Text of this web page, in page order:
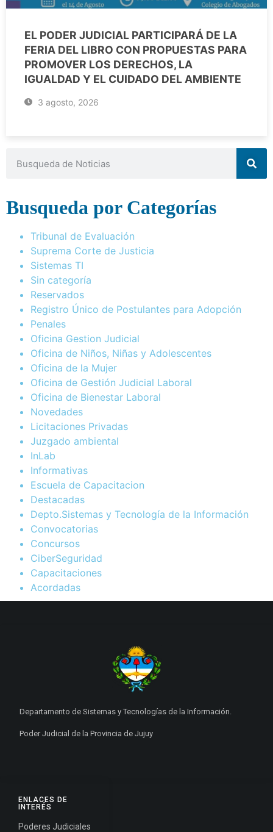
EL PODER JUDICIAL PARTICIPARÁ DE LA
FERIA DEL LIBRO CON PROPUESTAS PARA
PROMOVER LOS DERECHOS, LA
IGUALDAD Y EL CUIDADO DEL AMBIENTE
3 agosto, 2026
Busqueda por Categorías
Tribunal de Evaluación
Suprema Corte de Justicia
Sistemas TI
Sin categoría
Reservados
Registro Único de Postulantes para Adopción
Penales
Oficina Gestion Judicial
Oficina de Niños, Niñas y Adolescentes
Oficina de la Mujer
Oficina de Gestión Judicial Laboral
Oficina de Bienestar Laboral
Novedades
Licitaciones Privadas
Juzgado ambiental
InLab
Informativas
Escuela de Capacitacion
Destacadas
Depto.Sistemas y Tecnología de la Información
Convocatorias
Concursos
CiberSeguridad
Capacitaciones
Acordadas
ENLACES DE
INTERÉS
Poderes Judiciales
Departamento de Sistemas y Tecnologías de la Información.
Poder Judicial de la Provincia de Jujuy